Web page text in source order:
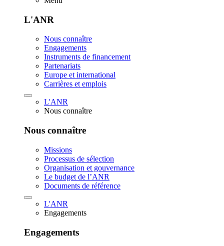
L'ANR
Nous connaître
Engagements
Instruments de financement
Partenariats
Europe et international
Carrières et emplois
L'ANR
Nous connaître
Nous connaître
Missions
Processus de sélection
Organisation et gouvernance
Le budget de l’ANR
Documents de référence
L'ANR
Engagements
Engagements